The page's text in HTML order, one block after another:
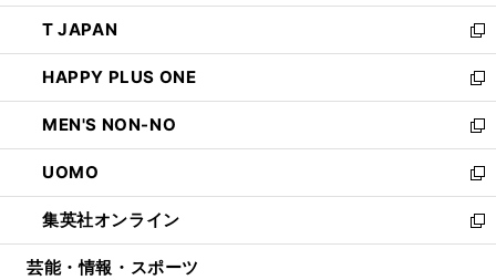
開
く
ウ
で
開
く
ン
ド
ウ
で
開
く
ウ
ィ
ン
ド
ウ
で
開
く
し
い
ウ
ィ
ン
ド
ウ
で
開
く
T JAPAN
新
し
い
ウ
ィ
ン
ド
ウ
で
開
HAPPY PLUS ONE
新
し
い
ウ
ィ
ン
ド
ウ
MEN'S NON-NO
新
し
い
ウ
ィ
ン
UOMO
新
し
い
ウ
集英社オンライン
新
し
芸能・情報・スポーツ